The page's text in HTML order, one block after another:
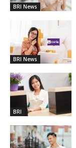
BRI News
BRI News
BRI